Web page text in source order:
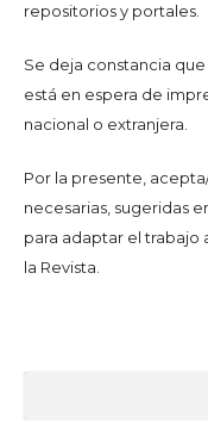
repositorios y portales.
Se deja constancia
está en espera de
nacional o extranjera.
Por la presente,
necesarias, sugeridas
para adaptar el trabajo
la Revista.